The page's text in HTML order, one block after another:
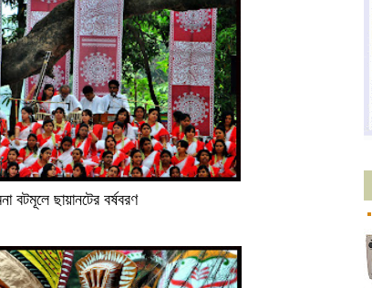
বটমূলে ছায়ানটের বর্ষবরণ